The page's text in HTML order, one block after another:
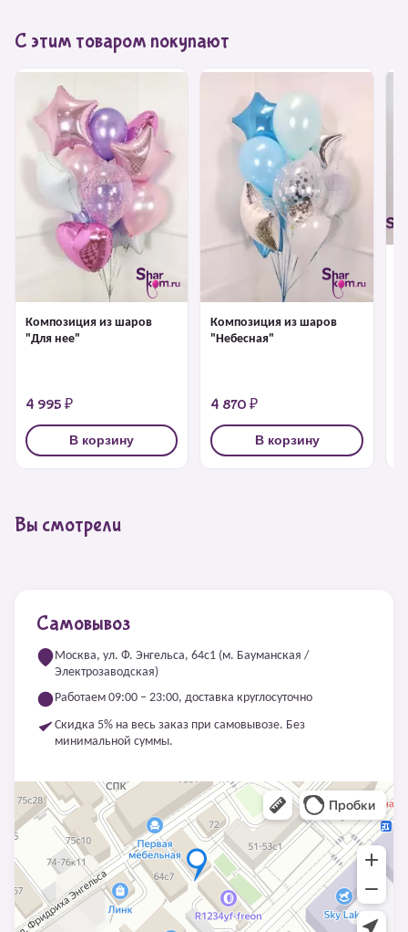
С этим товаром покупают
Композиция из шаров
"Для нее"
4 995 ₽
В корзину
Композиция из шаров
"Небесная"
4 870 ₽
В корзину
Вы смотрели
Самовывоз
Москва, ул. Ф. Энгельса, 64с1 (м. Бауманская /
Электрозаводская)
Работаем 09:00 – 23:00, доставка круглосуточно
Скидка 5% на весь заказ при самовывозе. Без
минимальной суммы.